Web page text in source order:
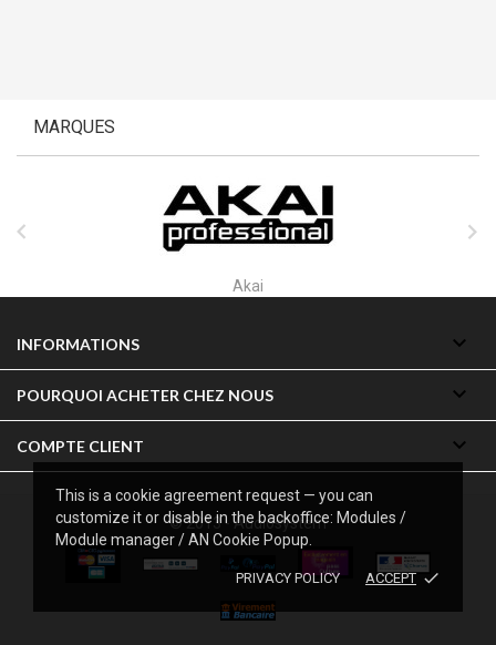
This is a cookie agreement request — you can
customize it or disable in the backoffice: Modules /
Module manager / AN Cookie Popup.
PRIVACY POLICY ACCEPT done
MARQUES

Alctron

INFORMATIONS 
POURQUOI ACHETER CHEZ NOUS 
COMPTE CLIENT 
© 2013 - Audiosystem